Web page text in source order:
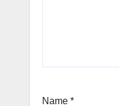
Name *